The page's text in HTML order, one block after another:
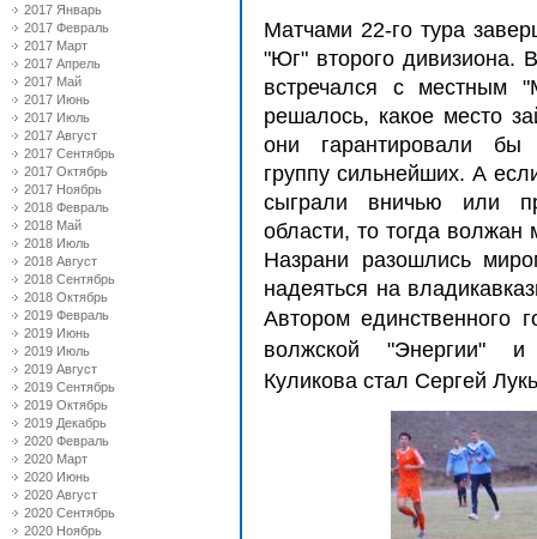
2017 Январь
2017 Февраль
2017 Март
2017 Апрель
2017 Май
2017 Июнь
2017 Июль
2017 Август
2017 Сентябрь
2017 Октябрь
2017 Ноябрь
2018 Февраль
2018 Май
2018 Июль
2018 Август
2018 Сентябрь
2018 Октябрь
2019 Февраль
2019 Июнь
2019 Июль
2019 Август
2019 Сентябрь
2019 Октябрь
2019 Декабрь
2020 Февраль
2020 Март
2020 Июнь
2020 Август
2020 Сентябрь
2020 Ноябрь
Матчами 22-го тура
"Юг" второго дивизиона.
встречался с местным
решалось, какое место
они гарантировали
группу сильнейших. А
сыграли вничью или
области, то тогда
Назрани разошлись
надеяться на
Автором
волжской "Энергии" и
Куликова стал Сергей